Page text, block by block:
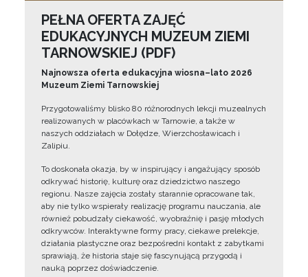
PEŁNA OFERTA ZAJĘĆ
EDUKACYJNYCH MUZEUM ZIEMI
TARNOWSKIEJ (PDF)
Najnowsza oferta edukacyjna wiosna–lato 2026
Muzeum Ziemi Tarnowskiej
Przygotowaliśmy blisko 80 różnorodnych lekcji muzealnych
realizowanych w placówkach w Tarnowie, a także w
naszych oddziałach w Dołędze, Wierzchosławicach i
Zalipiu.
To doskonała okazja, by w inspirujący i angażujący sposób
odkrywać historię, kulturę oraz dziedzictwo naszego
regionu. Nasze zajęcia zostały starannie opracowane tak,
aby nie tylko wspierały realizację programu nauczania, ale
również pobudzały ciekawość, wyobraźnię i pasję młodych
odkrywców. Interaktywne formy pracy, ciekawe prelekcje,
działania plastyczne oraz bezpośredni kontakt z zabytkami
sprawiają, że historia staje się fascynującą przygodą i
nauką poprzez doświadczenie.